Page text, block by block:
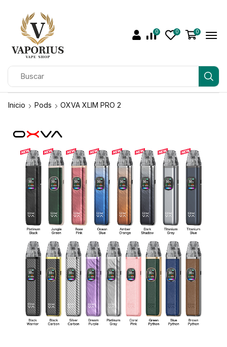
0 0 0
Inicio Pods OXVA XLIM PRO 2